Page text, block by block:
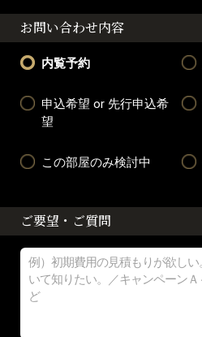
お問い合わせ内容
内覧予約
申込希望 or 先行申込希
望
この部屋のみ検討中
ご要望・ご質問